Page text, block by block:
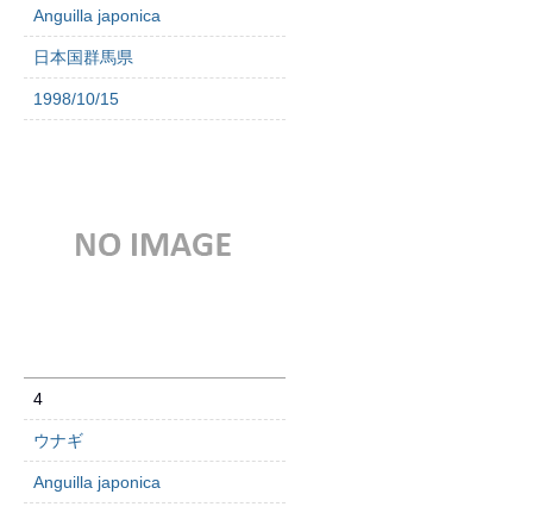
Anguilla japonica
日本国群馬県
1998/10/15
4
ウナギ
Anguilla japonica